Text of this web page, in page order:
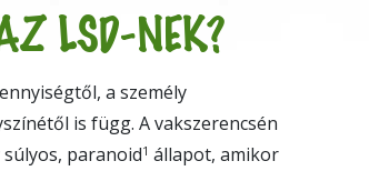
LSD-NEK?
a személy
is függ. A vakszerencsén
paranoid1 állapot, amikor